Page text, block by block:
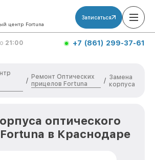
центр Fortuna
Записаться
21:00 +7 (861) 299-37-61
/
Ремонт Оптических
прицелов Fortuna
/ Замена
корпуса
оптического
в Краснодаре